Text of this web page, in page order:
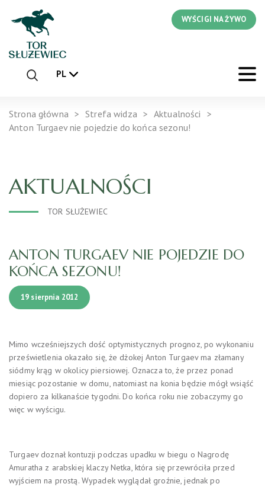
WYŚCIGI NA ŻYWO
PL
Strona główna Strefa widza
Aktualności
Anton Turgaev nie pojedzie do końca sezonu!
AKTUALNOŚCI
TOR SŁUŻEWIEC
ANTON TURGAEV NIE POJEDZIE DO
KOŃCA SEZONU!
19 sierpnia 2012
Mimo wcześniejszych dość optymistycznych prognoz, po wykonaniu
prześwietlenia okazało się, że dżokej Anton Turgaev ma złamany
siódmy krąg w okolicy piersiowej. Oznacza to, że przez ponad
miesiąc pozostanie w domu, natomiast na konia będzie mógł wsiąść
dopiero za kilkanaście tygodni. Do końca roku nie zobaczymy go
więc w wyścigu.
Turgaev doznał kontuzji podczas upadku w biegu o Nagrodę
Amuratha z arabskiej klaczy Netka, która się przewróciła przed
wyjściem na prostą. Wypadek wyglądał groźnie, jednak po